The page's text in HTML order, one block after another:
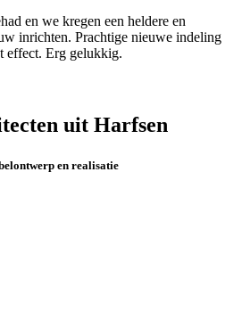
en we kregen een heldere en
inrichten. Prachtige nieuwe indeling
effect. Erg gelukkig.
uit Harfsen
en realisatie